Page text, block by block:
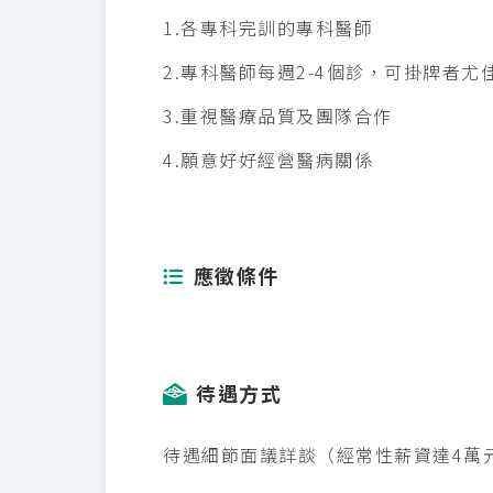
1.各專科完訓的專科醫師
2.專科醫師每週2-4個診，可掛牌者尤
3.重視醫療品質及團隊合作
4.願意好好經營醫病關係
應徵條件
待遇方式
待遇細節面議詳談（經常性薪資達4萬